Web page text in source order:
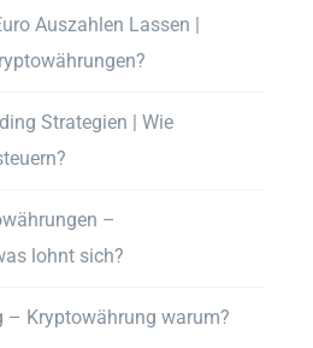
Auszahlen Lassen |
Strategien | Wie
–
lohnt sich?
– Kryptowährung warum?